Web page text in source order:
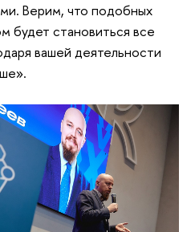
Верим, что подобных
будет становиться все
вашей деятельности